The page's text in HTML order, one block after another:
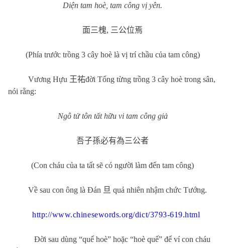
Diện tam hoè, tam công vị yên.
面三槐, 三公位焉
(Phía trước trồng 3 cây hoè là vị trí chầu của tam công)
Vương Hựu 王祐đời Tống từng trồng 3 cây hoè trong sân,
nói rằng:
Ngô tử tôn tất hữu vi tam công giả
吾子孫必有為三公者
(Con cháu của ta tất sẽ có người làm đến tam công)
Về sau con ông là Đán 旦 quả nhiên nhậm chức Tướng.
http://www.chinesewords.org/dict/3793-619.html
Đời sau dùng “quế hoè” hoặc “hoè quế” để ví con cháu